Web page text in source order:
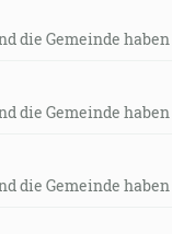
die Gemeinde
die Gemeinde
die Gemeinde